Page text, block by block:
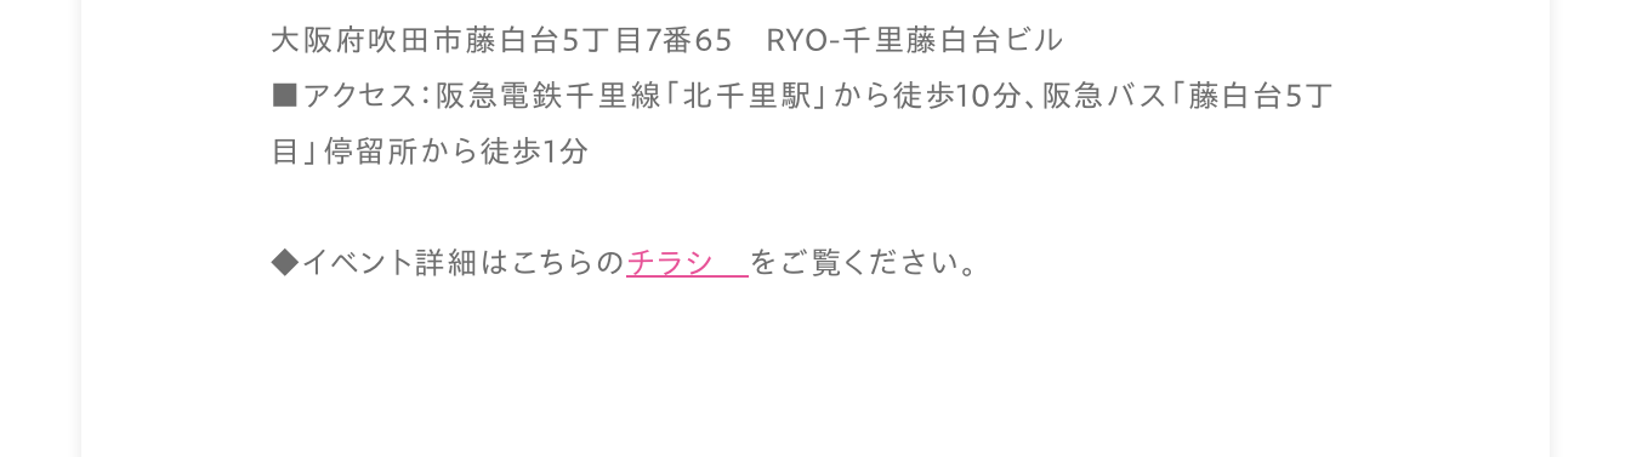
大阪府吹田市藤白台5丁目7番65 RYO-千里藤白台ビル
■アクセス：阪急電鉄千里線「北千里駅」から徒歩10分、阪急バス「藤白台5丁
目」停留所から徒歩1分
◆イベント詳細はこちらのチラシ をご覧ください。